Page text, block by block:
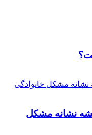
نشانه مشکل